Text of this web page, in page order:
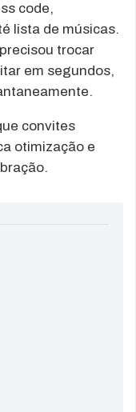
code,
lista de músicas.
precisou trocar
em segundos,
convites
otimização e